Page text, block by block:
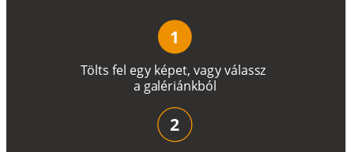
Tölts fel egy képet, vagyválassz
a galériánkból
1
2